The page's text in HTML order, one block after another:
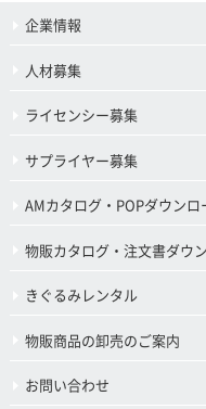
企業情報
人材募集
ライセンシー募集
サプライヤー募集
AMカタログ・POPダウンロ
物販カタログ・注文書ダウ
きぐるみレンタル
物販商品の卸売のご案内
お問い合わせ